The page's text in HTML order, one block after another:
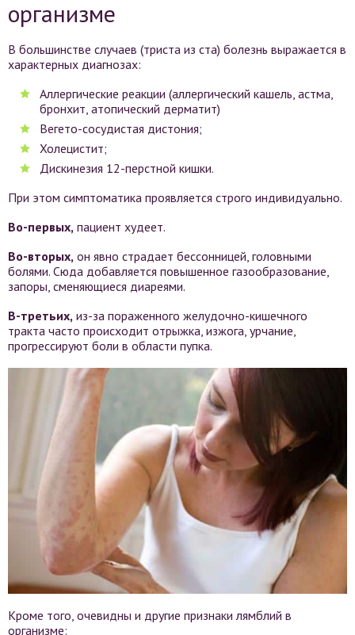
организме
В большинстве случаев (триста из ста) болезнь выражается в
характерных диагнозах:
Аллергические реакции (аллергический кашель, астма,
бронхит, атопический дерматит)
Вегето-сосудистая дистония;
Холецистит;
Дискинезия 12-перстной кишки.
При этом симптоматика проявляется строго индивидуально.
Во-первых, пациент худеет.
Во-вторых, он явно страдает бессонницей, головными
болями. Сюда добавляется повышенное газообразование,
запоры, сменяющиеся диареями.
В-третьих, из-за пораженного желудочно-кишечного
тракта часто происходит отрыжка, изжога, урчание,
прогрессируют боли в области пупка.
Кроме того, очевидны и другие признаки лямблий в
организме: